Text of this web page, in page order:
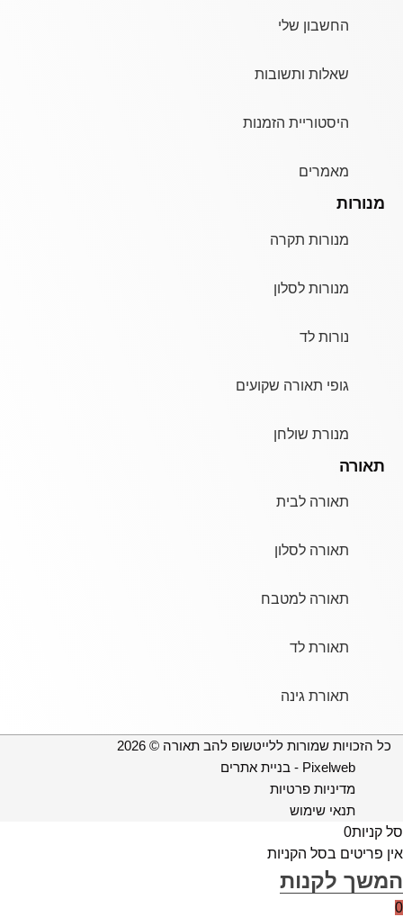
החשבון שלי
שאלות ותשובות
היסטוריית הזמנות
מאמרים
מנורות
מנורות תקרה
מנורות לסלון
נורות לד
גופי תאורה שקועים
מנורת שולחן
תאורה
תאורה לבית
תאורה לסלון
תאורה למטבח
תאורת לד
תאורת גינה
כל הזכויות שמורות ללייטשופ להב תאורה © 2026
Pixelweb - בניית אתרים
מדיניות פרטיות
תנאי שימוש
סל קניות0
אין פריטים בסל הקניות
המשך לקנות
0